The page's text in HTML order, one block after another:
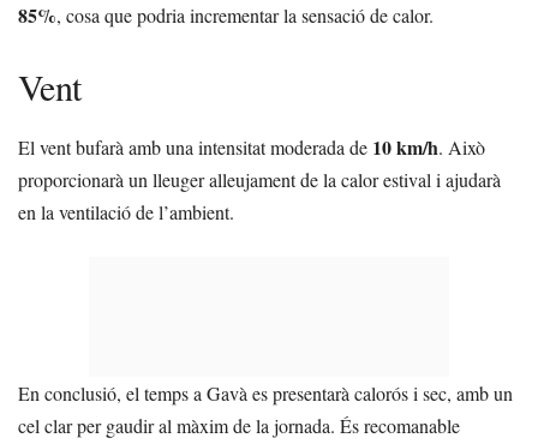
85%, cosa que podria incrementar la sensació de calor.
Vent
El vent bufarà amb una intensitat moderada de 10 km/h. Això
proporcionarà un lleuger alleujament de la calor estival i ajudarà
en la ventilació de l’ambient.
En conclusió, el temps a Gavà es presentarà calorós i sec, amb un
cel clar per gaudir al màxim de la jornada. És recomanable